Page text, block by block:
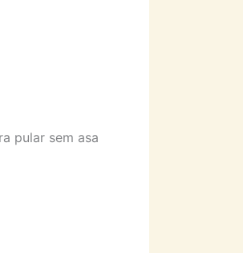
pular sem asa